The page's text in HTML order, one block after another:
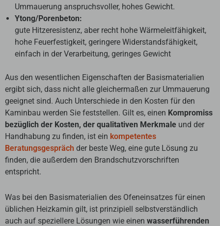
Ummauerung anspruchsvoller, hohes Gewicht.
Ytong/Porenbeton:
gute Hitzeresistenz, aber recht hohe Wärmeleitfähigkeit,
hohe Feuerfestigkeit, geringere Widerstandsfähigkeit,
einfach in der Verarbeitung, geringes Gewicht
Aus den wesentlichen Eigenschaften der Basismaterialien
ergibt sich, dass nicht alle gleichermaßen zur Ummauerung
geeignet sind. Auch Unterschiede in den Kosten für den
Kaminbau werden Sie feststellen. Gilt es, einen Kompromiss
bezüglich der Kosten, der qualitativen Merkmale und der
Handhabung zu finden, ist ein kompetentes
Beratungsgespräch der beste Weg, eine gute Lösung zu
finden, die außerdem den Brandschutzvorschriften
entspricht.
Was bei den Basismaterialien des Ofeneinsatzes für einen
üblichen Heizkamin gilt, ist prinzipiell selbstverständlich
auch auf speziellere Lösungen wie einen wasserführenden